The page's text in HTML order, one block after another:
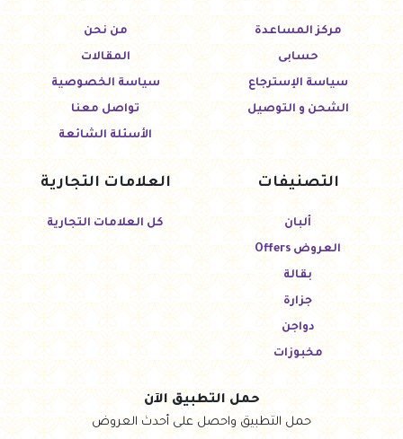
مركز المساعدة
حسابى
سياسة الإسترجاع
الشحن و التوصيل
من نحن
المقالات
سياسة الخصوصية
تواصل معنا
الأسئلة الشائعة
التصنيفات
ألبان
العروض Offers
بقالة
جزارة
دواجن
مخبوزات
العلامات التجارية
كل العلامات التجارية
حمل التطبيق الآن
حمل التطبيق واحصل على أحدث العروض